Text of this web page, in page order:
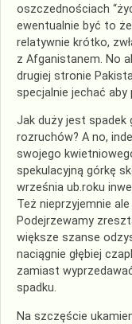
oszczednościach
ewentualnie być to
relatywnie krótko,
z Afganistanem. No
drugiej stronie
specjalnie jechać
Jak duży jest spadek
rozruchów? A no,
swojego
spekulacyjną górkę
września ub.roku
Też nieprzyjemnie
Podejrzewamy
większe szanse
naciągnie głębiej
zamiast
spadku.
Na szczęście